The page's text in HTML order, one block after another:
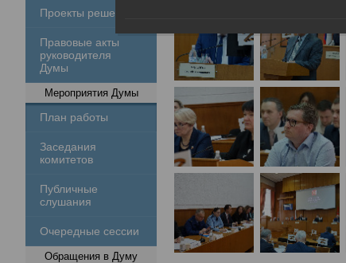
Проекты решений
Правовые акты
руководителя
Думы
Мероприятия Думы
План работы
Заседания
комитетов
Публичные
слушания
Очередные сессии
Обращения в Думу